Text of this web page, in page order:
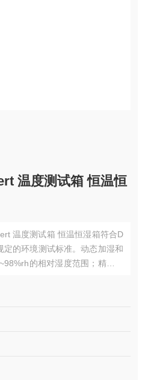
温度测试箱 恒温恒
温度测试箱 恒温恒湿箱符合D
的环境测试标准。动态加湿和
的相对湿度范围；精确的
料的性能测试和老化测试提供